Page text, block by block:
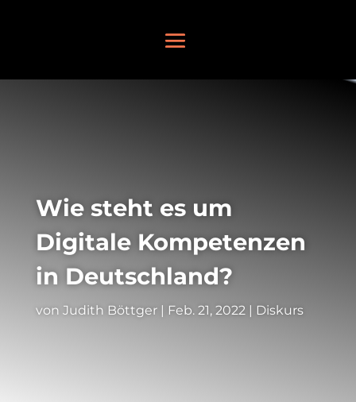
Wie steht es um
Digitale Kompetenzen
in Deutschland?
von Judith Böttger| Feb. 21, 2022| Diskurs